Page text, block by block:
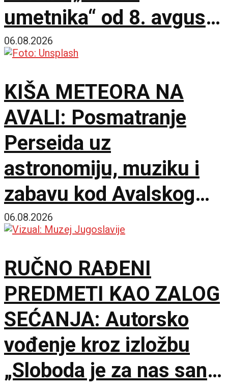
umetnika“ od 8. avgusta
u Paviljonu „Cvijeta
06.08.2026
KIŠA METEORA NA
AVALI: Posmatranje
Perseida uz
astronomiju, muziku i
zabavu kod Avalskog
tornja
06.08.2026
RUČNO RAĐENI
PREDMETI KAO ZALOG
SEĆANJA: Autorsko
vođenje kroz izložbu
„Sloboda je za nas san“